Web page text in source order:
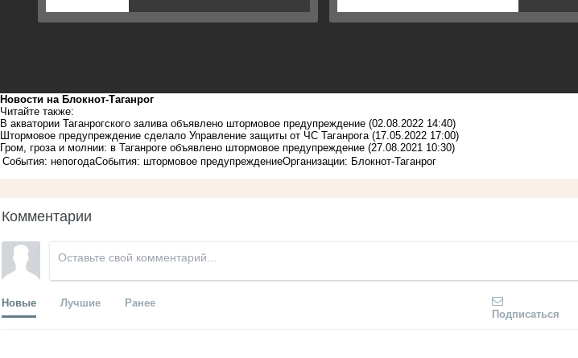
Новости на Блoкнoт-Таганрог
Читайте также:
В акватории Таганрогского залива объявлено штормовое предупреждение (02.08.2022 14:40)
Штормовое предупреждение сделало Управление защиты от ЧС Таганрога (17.05.2022 17:00)
Гром, гроза и молнии: в Таганроге объявлено штормовое предупреждение (27.08.2021 10:30)
События: непогодаСобытия: штормовое предупреждениеОрганизации: Блокнот-Таганрог
Комментарии
Новые Лучшие Ранее
Подписаться